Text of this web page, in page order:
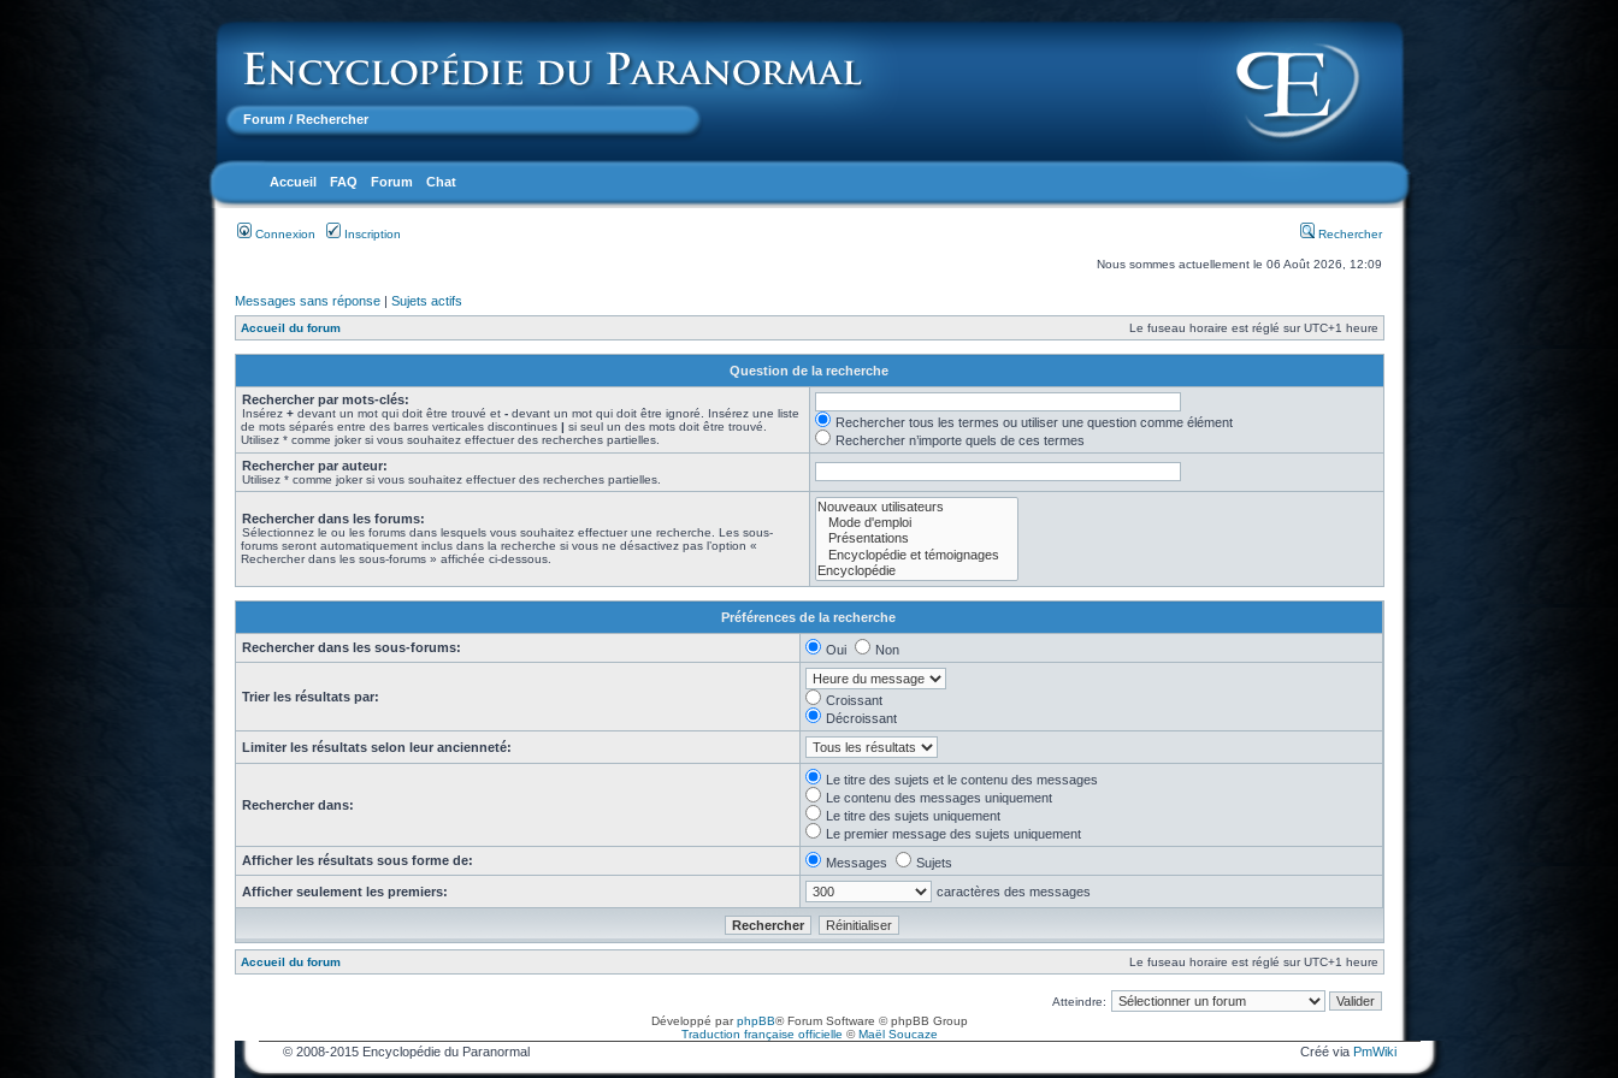
Forum / Rechercher
Accueil FAQ Forum Chat
Connexion Inscription Rechercher
Nous sommes actuellement le 06 Août 2026, 12:09
Messages sans réponse| Sujets actifs
Accueil du forum Le fuseau horaire est réglé sur UTC+1 heure
Question de la recherche
Rechercher par mots-clés:
Insérez +devant un mot qui doit être trouvé et -devant un mot qui doit être ignoré. Insérez une liste
de mots séparés entre des barres verticales discontinues | si seul un des mots doit être trouvé.
Utilisez * comme joker si vous souhaitez effectuer des recherches partielles.
Rechercher tous les termes ou utiliser une question comme élément
Rechercher n’importe quels de ces termes
Rechercher par auteur:
Utilisez * comme joker si vous souhaitez effectuer des recherches partielles.
Rechercher dans les forums:
Sélectionnez le ou les forums dans lesquels vous souhaitez effectuer une recherche. Les sous-
forums seront automatiquement inclus dans la recherche si vous ne désactivez pas l’option «
Rechercher dans les sous-forums » affichée ci-dessous.
Préférences de la recherche
Rechercher dans les sous-forums: Oui Non
Trier les résultats par:
Croissant
Décroissant
Limiter les résultats selon leur ancienneté:
Rechercher dans:
Le titre des sujets et le contenu des messages
Le contenu des messages uniquement
Le titre des sujets uniquement
Le premier message des sujets uniquement
Afficher les résultats sous forme de:
Messages
Sujets
Afficher seulement les premiers:
caractères des messages
Accueil du forum Le fuseau horaire est réglé sur UTC+1 heure
Atteindre:
Développé parphpBB® Forum Software © phpBB Group
Traduction française officielle ©Maël Soucaze
© 2008-2015 Encyclopédie du Paranormal Créé via PmWiki